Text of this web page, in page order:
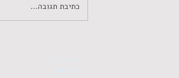
כתיבת תגובה...